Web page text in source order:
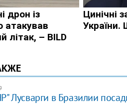
Лусварги в Бразилии